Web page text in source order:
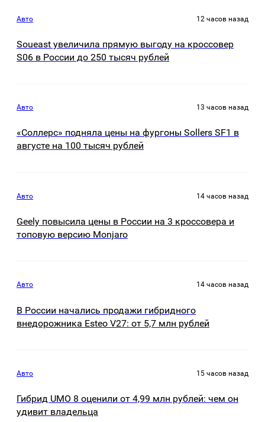
Авто 12 часов назад
Soueast увеличила прямую выгоду на кроссовер
S06 в России до 250 тысяч рублей
Авто 13 часов назад
«Соллерс» подняла цены на фургоны Sollers SF1 в
августе на 100 тысяч рублей
Авто 14 часов назад
Geely повысила цены в России на 3 кроссовера и
топовую версию Monjaro
Авто 14 часов назад
В России начались продажи гибридного
внедорожника Esteo V27: от 5,7 млн рублей
Авто 15 часов назад
Гибрид UMO 8 оценили от 4,99 млн рублей: чем он
удивит владельца